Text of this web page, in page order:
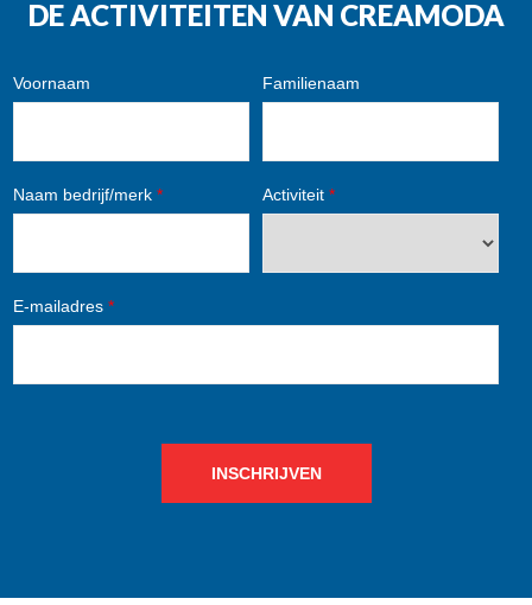
DE ACTIVITEITEN VAN CREAMODA
Voornaam Familienaam
Naam bedrijf/merk * Activiteit *
E-mailadres *
INSCHRIJVEN